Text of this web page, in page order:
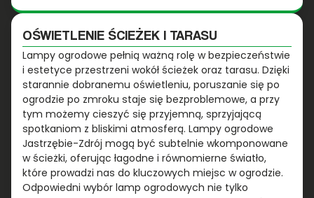
OŚWIETLENIE ŚCIEŻEK I TARASU
Lampy ogrodowe pełnią ważną rolę w bezpieczeństwie
i estetyce przestrzeni wokół ścieżek oraz tarasu. Dzięki
starannie dobranemu oświetleniu, poruszanie się po
ogrodzie po zmroku staje się bezproblemowe, a przy
tym możemy cieszyć się przyjemną, sprzyjającą
spotkaniom z bliskimi atmosferą. Lampy ogrodowe
Jastrzębie-Zdrój mogą być subtelnie wkomponowane
w ścieżki, oferując łagodne i równomierne światło,
które prowadzi nas do kluczowych miejsc w ogrodzie.
Odpowiedni wybór lamp ogrodowych nie tylko